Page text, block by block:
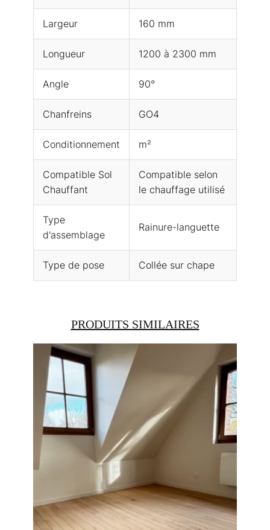
Largeur 160 mm
Longueur 1200 à 2300 mm
Angle 90°
Chanfreins GO4
Conditionnement m²
Compatible Sol
Chauffant
Compatible selon
le chauffage utilisé
Type
d'assemblage
Rainure-languette
Type de pose Collée sur chape
PRODUITS SIMILAIRES